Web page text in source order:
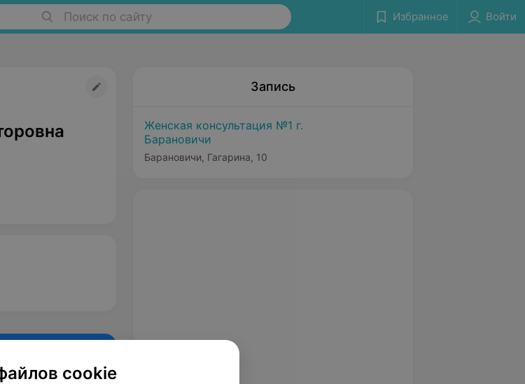
Поиск по сайту Избранное Войти
Запись
Женская консультация №1 г.
Барановичи
Барановичи, Гагарина, 10
cookie